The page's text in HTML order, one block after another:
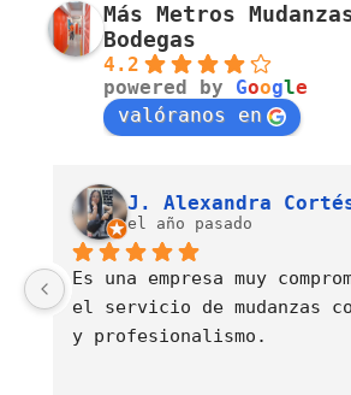
Más Metros
Bodegas
4.2
powered by Google
valóranos en
J. Alexandra
el año pasado
Es una empresa muy
el servicio de mudanzas
y profesionalismo.